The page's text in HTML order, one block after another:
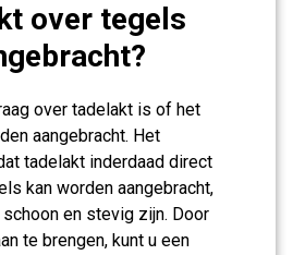
over tegels
over tadelakt is of het
aangebracht. Het
tadelakt inderdaad direct
kan worden aangebracht,
en stevig zijn. Door
te brengen, kunt u een